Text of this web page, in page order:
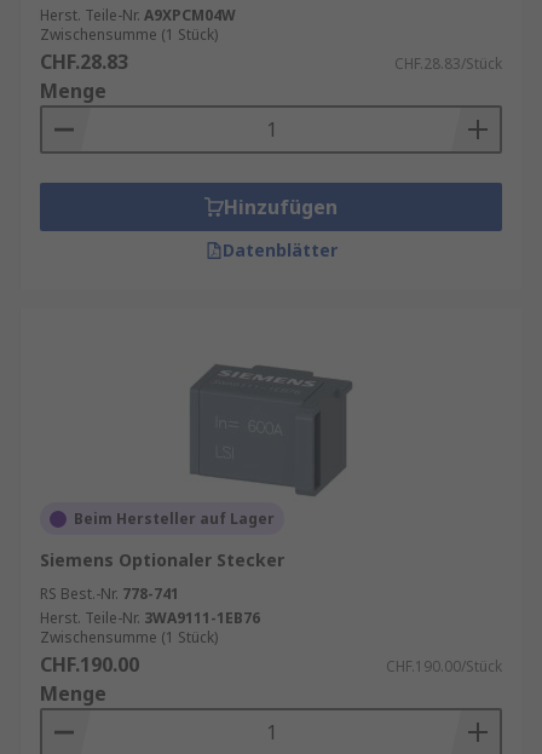
Herst. Teile-Nr. A9XPCM04W
Zwischensumme (1 Stück)
CHF.28.83 CHF.28.83/Stück
Menge
Hinzufügen
Datenblätter
Beim Hersteller auf Lager
Siemens Optionaler Stecker
RS Best.-Nr. 778-741
Herst. Teile-Nr. 3WA9111-1EB76
Zwischensumme (1 Stück)
CHF.190.00 CHF.190.00/Stück
Menge